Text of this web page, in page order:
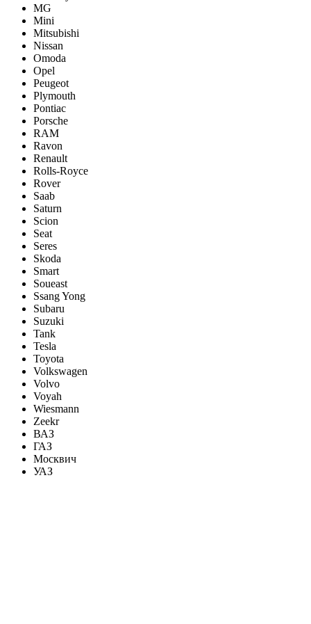
MG
Mini
Mitsubishi
Nissan
Omoda
Opel
Peugeot
Plymouth
Pontiac
Porsche
RAM
Ravon
Renault
Rolls-Royce
Rover
Saab
Saturn
Scion
Seat
Seres
Skoda
Smart
Soueast
Ssang Yong
Subaru
Suzuki
Tank
Tesla
Toyota
Volkswagen
Volvo
Voyah
Wiesmann
Zeekr
ВАЗ
ГАЗ
Москвич
УАЗ